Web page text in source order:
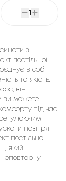
1
з
постільної
в собі
та якість.
він
ви можете
під час
повітря
постільної
який
неповторну